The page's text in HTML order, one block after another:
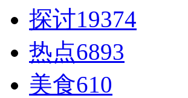
探讨19374
热点6893
美食610